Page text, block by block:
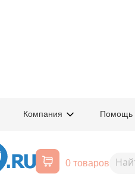
Компания Помощь
0 товаров
1108-0600